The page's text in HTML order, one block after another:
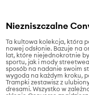
Niezniszczalne
Ta kultowa kolekcja, która
nowej odsłonie. Bazuje na
lat, które niejednokrotnie
sportu, jak i mody
sposób na nadanie swoim
wygoda na każdym kroku,
Trampki zestawisz z
dresami. Wszystko w